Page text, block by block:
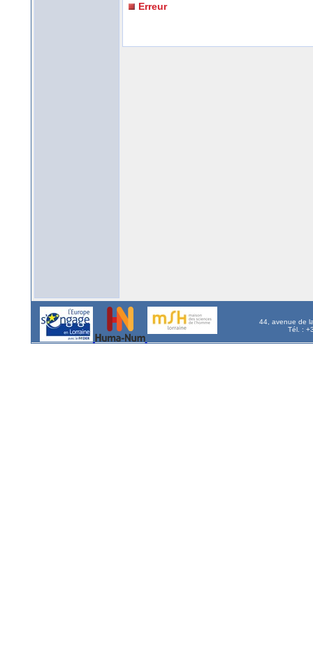
Erreur
44, avenue de
Tél. :